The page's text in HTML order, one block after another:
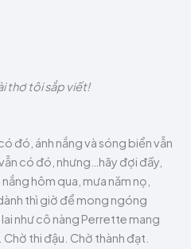
thơ tôi sắp viết!
đó, ánh nắng và sóng biển vẫn
có đó, nhưng…hãy đợi đấy,
hôm qua, mưa năm nọ,
thì giờ để mong ngóng
như cô nàng Perrette mang
thi đậu. Chờ thành đạt.